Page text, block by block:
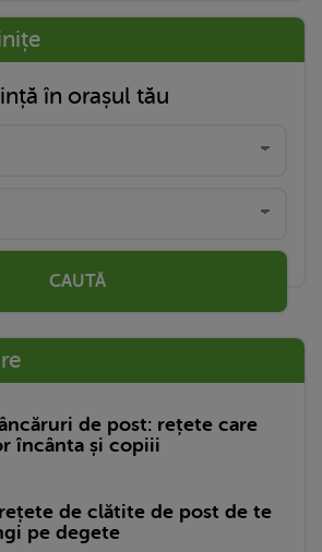
în orașul tău
CAUTĂ
de post: rețete care
încânta și copiii
de clătite de post de te
pe degete